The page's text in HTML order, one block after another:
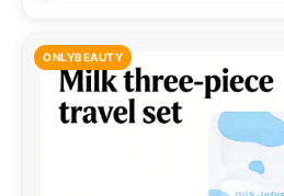
ONLYBEAUTY